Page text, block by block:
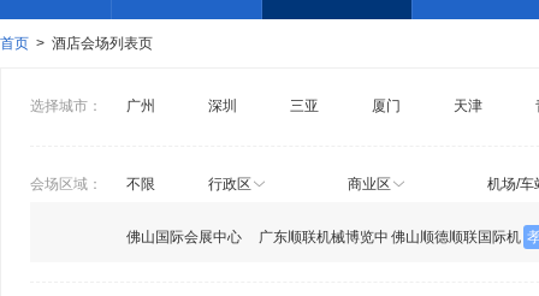
首页 > 酒店会场列表页
选择城市： 广州 深圳 三亚 厦门 天津
会场区域： 不限 行政区 商业区 机场/车
佛山国际会展中心 广东顺联机械博览中 佛山顺德顺联国际机